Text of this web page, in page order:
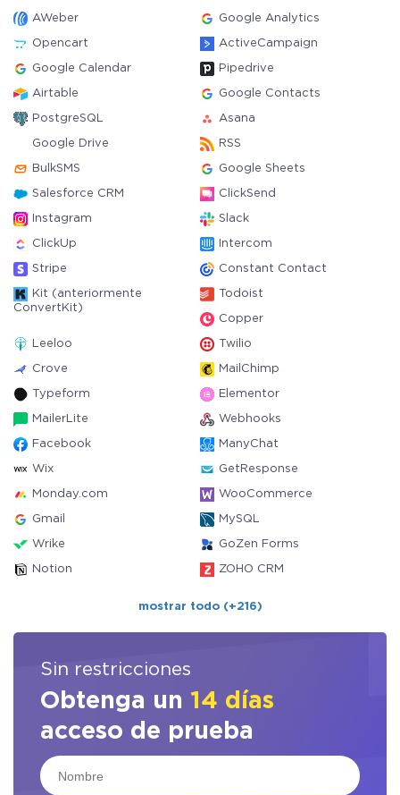
AWeber Google Analytics
Opencart ActiveCampaign
Google Calendar Pipedrive
Airtable Google Contacts
PostgreSQL Asana
Google Drive RSS
BulkSMS Google Sheets
Salesforce CRM ClickSend
Instagram Slack
ClickUp Intercom
Stripe Constant Contact
Kit (anteriormente
ConvertKit)
Todoist
Copper
Leeloo Twilio
Crove MailChimp
Typeform Elementor
MailerLite Webhooks
Facebook ManyChat
Wix GetResponse
Monday.com WooCommerce
Gmail MySQL
Wrike GoZen Forms
Notion ZOHO CRM
mostrar todo (+216)
Sin restricciones
Obtenga un 14 días
acceso de prueba